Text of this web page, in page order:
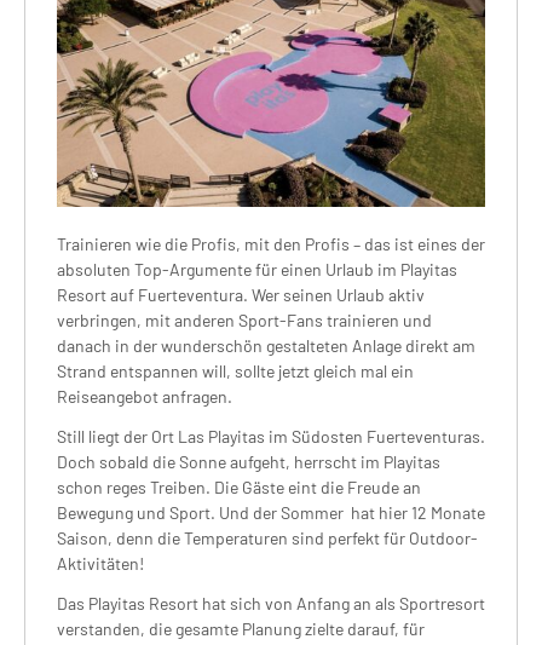
Trainieren wie die Profis, mit den Profis – das ist eines der
absoluten Top-Argumente für einen Urlaub im Playitas
Resort auf Fuerteventura. Wer seinen Urlaub aktiv
verbringen, mit anderen Sport-Fans trainieren und
danach in der wunderschön gestalteten Anlage direkt am
Strand entspannen will, sollte jetzt gleich mal ein
Reiseangebot anfragen.
Still liegt der Ort Las Playitas im Südosten Fuerteventuras.
Doch sobald die Sonne aufgeht, herrscht im Playitas
schon reges Treiben. Die Gäste eint die Freude an
Bewegung und Sport. Und der Sommer hat hier 12 Monate
Saison, denn die Temperaturen sind perfekt für Outdoor-
Aktivitäten!
Das Playitas Resort hat sich von Anfang an als Sportresort
verstanden, die gesamte Planung zielte darauf, für